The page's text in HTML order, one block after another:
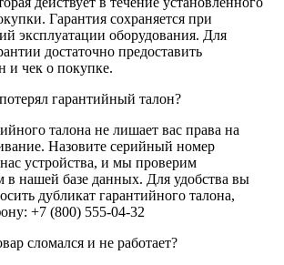
Гарантия сохраняется при
эксплуатации оборудования. Для
достаточно предоставить
и чек о покупке.
гарантийный талон?
талона не лишает вас права на
Назовите серийный номер
устройства, и мы проверим
нашей базе данных. Для удобства вы
дубликат гарантийного талона,
+7 (800) 555-04-32
сломался и не работает?